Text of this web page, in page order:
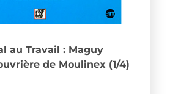
au Travail : Maguy
de Moulinex (1/4)